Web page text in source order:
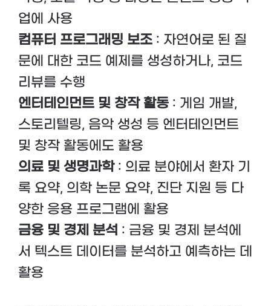
업에 사용
컴퓨터 프로그래밍 보조 : 자연어로 된 질
문에 대한 코드 예제를 생성하거나, 코드
리뷰를 수행
엔터테인먼트 및 창작 활동 : 게임 개발,
스토리텔링, 음악 생성 등 엔터테인먼트
및 창작 활동에도 활용
의료 및 생명과학: 의료 분야에서 환자 기
록 요약, 의학 논문 요약, 진단 지원 등 다
양한 응용 프로그램에 활용
금융 및 경제 분석 : 금융 및 경제 분석에
서 텍스트 데이터를 분석하고 예측하는 데
활용